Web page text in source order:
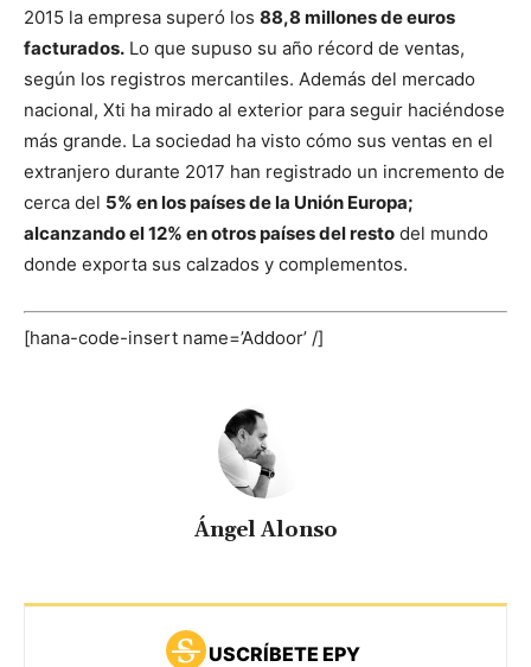
2015 la empresa superó los 88,8 millones de euros
facturados. Lo que supuso su año récord de ventas,
según los registros mercantiles. Además del mercado
nacional, Xti ha mirado al exterior para seguir haciéndose
más grande. La sociedad ha visto cómo sus ventas en el
extranjero durante 2017 han registrado un incremento de
cerca del 5% en los países de la Unión Europa;
alcanzando el 12% en otros países del resto del mundo
donde exporta sus calzados y complementos.
[hana-code-insert name=’Addoor’ /]
Ángel Alonso
USCRÍBETE EPY